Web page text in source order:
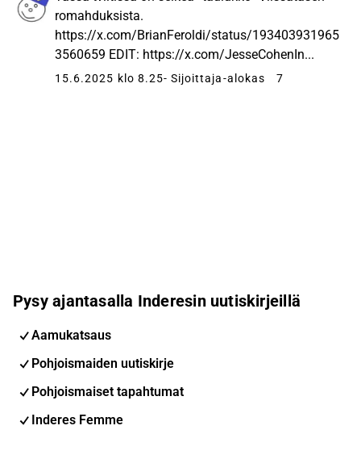
romahduksista.
https://x.com/BrianFeroldi/status/193403931965
3560659 EDIT: https://x.com/JesseCohenIn...
15.6.2025 klo 8.25- Sijoittaja-alokas 7
Pysy ajantasalla Inderesin uutiskirjeillä
Aamukatsaus
Pohjoismaiden uutiskirje
Pohjoismaiset tapahtumat
Inderes Femme